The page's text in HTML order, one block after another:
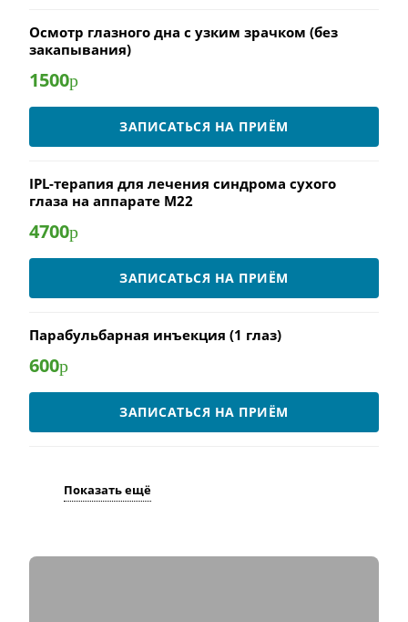
Осмотр глазного дна с узким зрачком (без
закапывания)
1500р
ЗАПИСАТЬСЯ НА ПРИЁМ
IPL-терапия для лечения cиндрома сухого
глаза на аппарате М22
4700р
ЗАПИСАТЬСЯ НА ПРИЁМ
Парабульбарная инъекция (1 глаз)
600р
ЗАПИСАТЬСЯ НА ПРИЁМ
Показать ещё